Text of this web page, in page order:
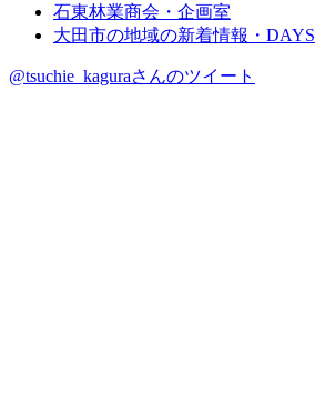
石東林業商会・企画室
大田市の地域の新着情報・DAYS
@tsuchie_kaguraさんのツイート